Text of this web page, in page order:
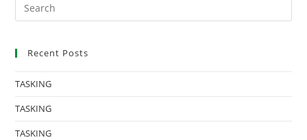
Recent Posts
TASKING
TASKING
TASKING